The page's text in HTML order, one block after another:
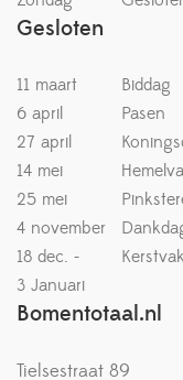
Gesloten
11 maart
Biddag
6 april
Pasen
27 april
14 mei
25 mei
4 november
18 dec. -
3 Januari
Bomentotaal.nl
Tielsestraat 89